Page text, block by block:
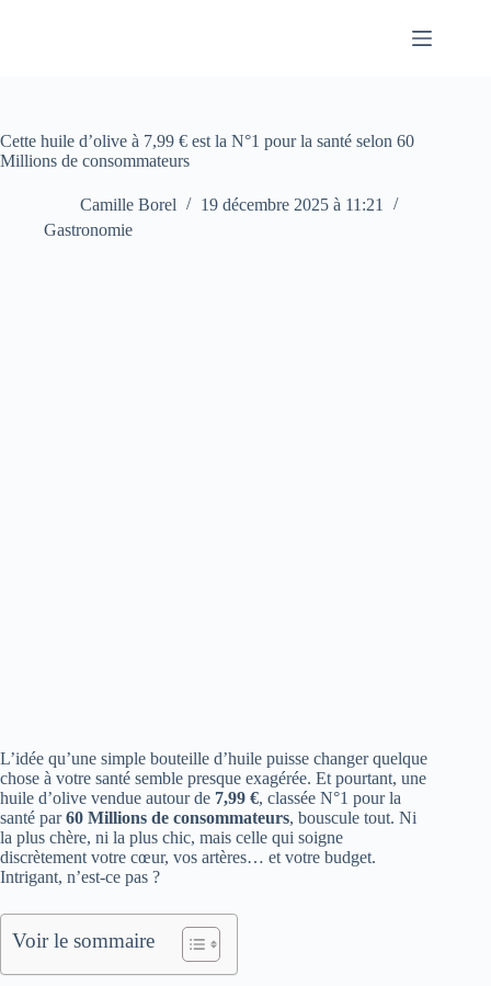
Cette huile d’olive à 7,99 € est la N°1 pour la santé selon 60
Millions de consommateurs
Camille Borel
19 décembre 2025 à 11:21
Gastronomie
L’idée qu’une simple bouteille d’huile puisse changer quelque
chose à votre santé semble presque exagérée. Et pourtant, une
huile d’olive vendue autour de 7,99 €, classée N°1 pour la
santé par60 Millions de consommateurs, bouscule tout. Ni
la plus chère, ni la plus chic, mais celle qui soigne
discrètement votre cœur, vos artères… et votre budget.
Intrigant, n’est-ce pas ?
Voir le sommaire